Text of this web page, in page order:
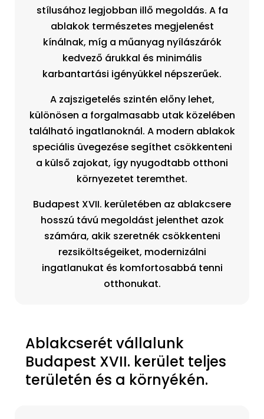
stílusához legjobban illő megoldás. A fa
ablakok természetes megjelenést
kínálnak, míg a műanyag nyílászárók
kedvező árukkal és minimális
karbantartási igényükkel népszerűek.
A zajszigetelés szintén előny lehet,
különösen a forgalmasabb utak közelében
található ingatlanoknál. A modern ablakok
speciális üvegezése segíthet csökkenteni
a külső zajokat, így nyugodtabb otthoni
környezetet teremthet.
Budapest XVII. kerületében az ablakcsere
hosszú távú megoldást jelenthet azok
számára, akik szeretnék csökkenteni
rezsiköltségeiket, modernizálni
ingatlanukat és komfortosabbá tenni
otthonukat.
Ablakcserét vállalunk
Budapest XVII. kerület teljes
területén és a környékén.